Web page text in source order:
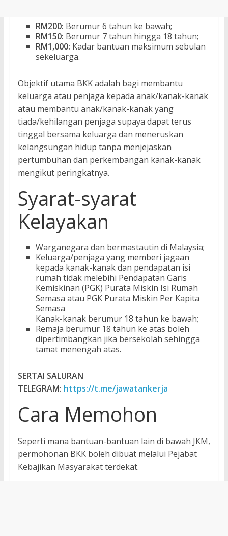
RM200: Berumur 6 tahun ke bawah;
RM150: Berumur 7 tahun hingga 18 tahun;
RM1,000: Kadar bantuan maksimum sebulan
sekeluarga.
Objektif utama BKK adalah bagi membantu
keluarga atau penjaga kepada anak/kanak-kanak
atau membantu anak/kanak-kanak yang
tiada/kehilangan penjaga supaya dapat terus
tinggal bersama keluarga dan meneruskan
kelangsungan hidup tanpa menjejaskan
pertumbuhan dan perkembangan kanak-kanak
mengikut peringkatnya.
Syarat-syarat
Kelayakan
Warganegara dan bermastautin di Malaysia;
Keluarga/penjaga yang memberi jagaan
kepada kanak-kanak dan pendapatan isi
rumah tidak melebihi Pendapatan Garis
Kemiskinan (PGK) Purata Miskin Isi Rumah
Semasa atau PGK Purata Miskin Per Kapita
Semasa
Kanak-kanak berumur 18 tahun ke bawah;
Remaja berumur 18 tahun ke atas boleh
dipertimbangkan jika bersekolah sehingga
tamat menengah atas.
SERTAI SALURAN
TELEGRAM: https://t.me/jawatankerja
Cara Memohon
Seperti mana bantuan-bantuan lain di bawah JKM,
permohonan BKK boleh dibuat melalui Pejabat
Kebajikan Masyarakat terdekat.